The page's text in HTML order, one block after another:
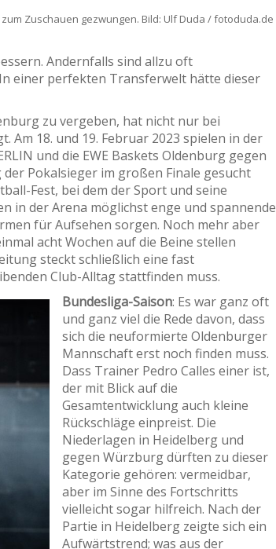
Zuschauen gezwungen. Bild: Ulf Duda / fotoduda.de
Andernfalls sind allzu oft
einer perfekten Transferwelt hätte dieser
zu vergeben, hat nicht nur bei
18. und 19. Februar 2023 spielen in der
und die EWE Baskets Oldenburg gegen
der Pokalsieger im großen Finale gesucht
Fest, bei dem der Sport und seine
in der Arena möglichst enge und spannende
für Aufsehen sorgen. Noch mehr aber
acht Wochen auf die Beine stellen
steckt schließlich eine fast
Club-Alltag stattfinden muss.
Bundesliga-Saison: Es war ganz oft
und ganz viel die Rede davon, dass
sich die neuformierte Oldenburger
Mannschaft erst noch finden muss.
Dass Trainer Pedro Calles einer ist,
der mit Blick auf die
Gesamtentwicklung auch kleine
Rückschläge einpreist. Die
Niederlagen in Heidelberg und
gegen Würzburg dürften zu dieser
Kategorie gehören: vermeidbar,
aber im Sinne des Fortschritts
vielleicht sogar hilfreich. Nach der
Partie in Heidelberg zeigte sich ein
Aufwärtstrend; was aus der